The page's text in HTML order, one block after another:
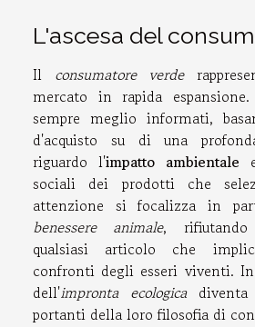
L'ascesa del
Il consumatore verde
mercato in rapida
sempre meglio informati,
d'acquisto su di una
riguardo l'impatto ambientale
sociali dei prodotti che
attenzione si focalizza in
benessere animale, rifiutando
qualsiasi articolo che
confronti degli esseri viventi.
dell'impronta ecologicadiventa
portanti della loro filosofia di